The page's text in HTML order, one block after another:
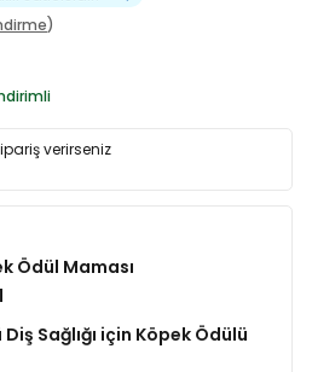
verirseniz
Ödül Maması
Sağlığı için Köpek Ödülü